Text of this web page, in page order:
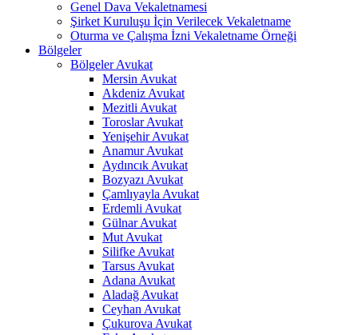
Genel Dava Vekaletnamesi
Şirket Kuruluşu İçin Verilecek Vekaletname
Oturma ve Çalışma İzni Vekaletname Örneği
Bölgeler
Bölgeler Avukat
Mersin Avukat
Akdeniz Avukat
Mezitli Avukat
Toroslar Avukat
Yenişehir Avukat
Anamur Avukat
Aydıncık Avukat
Bozyazı Avukat
Çamlıyayla Avukat
Erdemli Avukat
Gülnar Avukat
Mut Avukat
Silifke Avukat
Tarsus Avukat
Adana Avukat
Aladağ Avukat
Ceyhan Avukat
Çukurova Avukat